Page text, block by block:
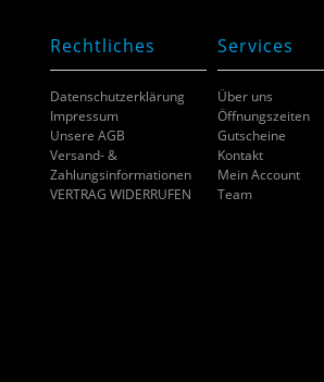
Rechtliches
Datenschutzerklärung
Impressum
Unsere AGB
Versand- &
Zahlungsinformationen
VERTRAG WIDERRUFEN
Services
Über uns
Öffnungszeiten
Gutscheine
Kontakt
Mein Account
Team